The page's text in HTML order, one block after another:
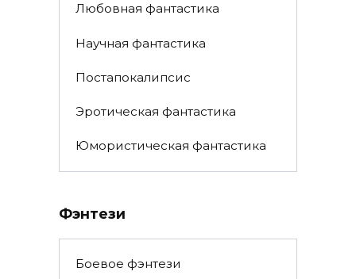
Любовная фантастика
Научная фантастика
Постапокалипсис
Эротическая фантастика
Юмористическая фантастика
Фэнтези
Боевое фэнтези